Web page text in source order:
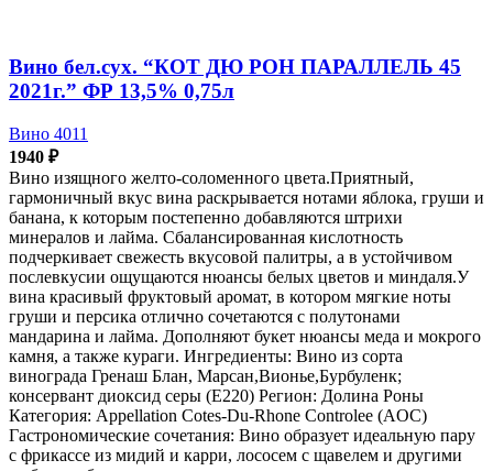
Вино бел.сух. “КОТ ДЮ РОН ПАРАЛЛЕЛЬ 45
2021г.” ФР 13,5% 0,75л
Вино 4011
1940 ₽
Вино изящного желто-соломенного цвета.Приятный,
гармоничный вкус вина раскрывается нотами яблока, груши и
банана, к которым постепенно добавляются штрихи
минералов и лайма. Сбалансированная кислотность
подчеркивает свежесть вкусовой палитры, а в устойчивом
послевкусии ощущаются нюансы белых цветов и миндаля.У
вина красивый фруктовый аромат, в котором мягкие ноты
груши и персика отлично сочетаются с полутонами
мандарина и лайма. Дополняют букет нюансы меда и мокрого
камня, а также кураги. Ингредиенты: Вино из сорта
винограда Гренаш Блан, Марсан,Вионье,Бурбуленк;
консервант диоксид серы (Е220) Регион: Долина Роны
Категория: Appellation Cotes-Du-Rhone Controlee (AOC)
Гастрономические сочетания: Вино образует идеальную пару
с фрикассе из мидий и карри, лососем с щавелем и другими